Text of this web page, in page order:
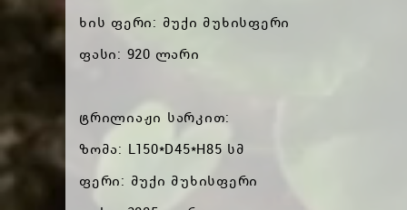
ხის ფერი: მუქი მუხისფერი
ფასი: 920 ლარი
ტრილიაჟი სარკით:
ზომა: L150*D45*H85 სმ
ფერი: მუქი მუხისფერი